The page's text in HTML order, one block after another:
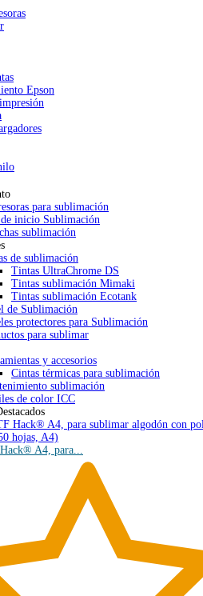
Epson
para sublimación
inicio Sublimación
sublimación
de sublimación
Tintas UltraChrome DS
Tintas sublimación Mimaki
Tintas sublimación Ecotank
de Sublimación
protectores para Sublimación
para sublimar
y accesorios
Cintas térmicas para sublimación
sublimación
de color ICC
A4, para...